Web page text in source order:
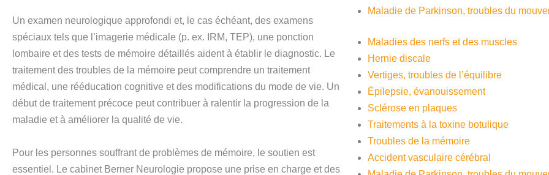
Un examen neurologique approfondi et, le cas échéant, des examens
spéciaux tels que l’imagerie médicale (p. ex. IRM, TEP), une ponction
lombaire et des tests de mémoire détaillés aident à établir le diagnostic. Le
traitement des troubles de la mémoire peut comprendre un traitement
médical, une rééducation cognitive et des modifications du mode de vie. Un
début de traitement précoce peut contribuer à ralentir la progression de la
maladie et à améliorer la qualité de vie.
Pour les personnes souffrant de problèmes de mémoire, le soutien est
essentiel. Le cabinet Berner Neurologie propose une prise en charge et des
Maladie de Parkinson, troubles du
Maladies des nerfs et des muscles
Hernie discale
Vertiges, troubles de l’équilibre
Épilepsie, évanouissement
Sclérose en plaques
Traitements à la toxine botulique
Troubles de la mémoire
Accident vasculaire cérébral